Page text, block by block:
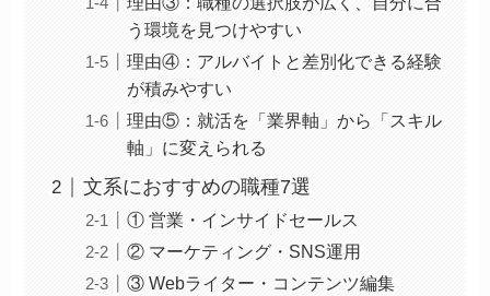
う環境を見つけやすい
理由④：アルバイトと差別化できる経験
が積みやすい
理由⑤：就活を「業界軸」から「スキル
軸」に変えられる
文系におすすめの職種7選
① 営業・インサイドセールス
② マーケティング・SNS運用
③ Webライター・コンテンツ編集